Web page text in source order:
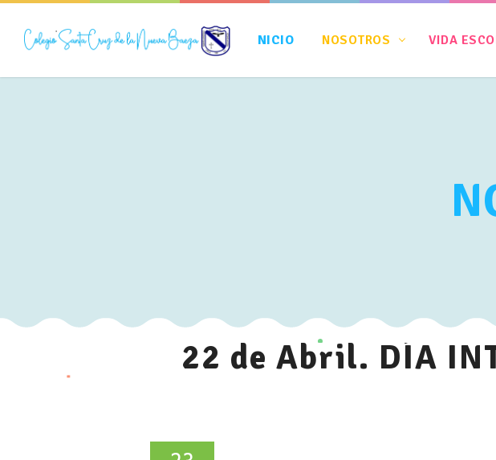
NICIO NOSOTROS VIDA
22 de Abril. DÍA